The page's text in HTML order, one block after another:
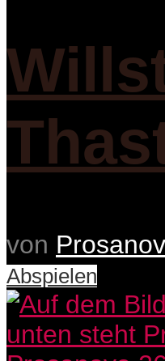
von
Abspielen